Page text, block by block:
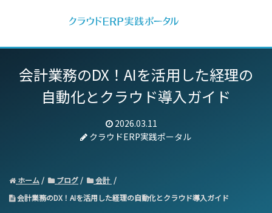
会計業務のDX！AIを活用した経理の
自動化とクラウド導入ガイド
2026.03.11
クラウドERP実践ポータル
ホーム ブログ
会計
会計業務のDX！AIを活用した経理の自動化とクラウド導入ガイド